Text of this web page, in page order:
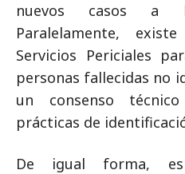
nuevos casos a
Paralelamente,
Servicios Periciales
personas fallecidas no
un consenso
prácticas de
De igual forma,